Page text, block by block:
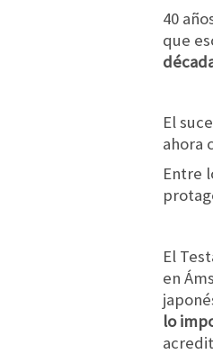
40
que
El
ahora
Entre
El
en
lo